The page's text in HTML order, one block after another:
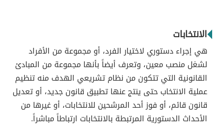
الانتخابات
هي إجراء دستوري لاختيار الفرد، أو مجموعة من الأفراد
لشغل منصب معين، وتعرف أيضاً بأنها مجموعة من المبادئ
القانونية التي تتكون من نظام تشريعي الهدف منه تنظيم
عملية الانتخاب حتى ينتج عنها تطبيق قانون جديد، أو تعديل
قانون قائم، أو فوز أحد المرشحين للانتخابات، أو غيرها من
الأحداث الدستورية المرتبطة بالانتخابات ارتباطاً مباشراً.